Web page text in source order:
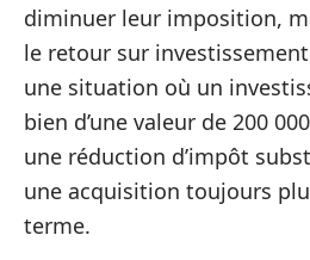
diminuer leur imposition,
le retour sur
une situation où un
bien d’une valeur de 200
une réduction d’impôt
une acquisition toujours
terme.